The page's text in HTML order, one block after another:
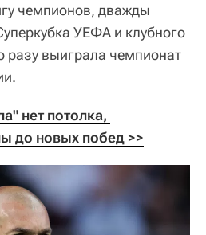
чемпионов, дважды
УЕФА и клубного
разу выиграла чемпионат
нет потолка,
до новых побед >>